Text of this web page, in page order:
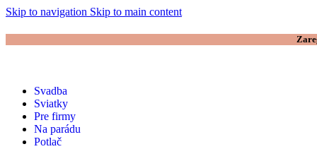
Skip to navigation Skip to main content
Svadba
Sviatky
Pre firmy
Na parádu
Potlač